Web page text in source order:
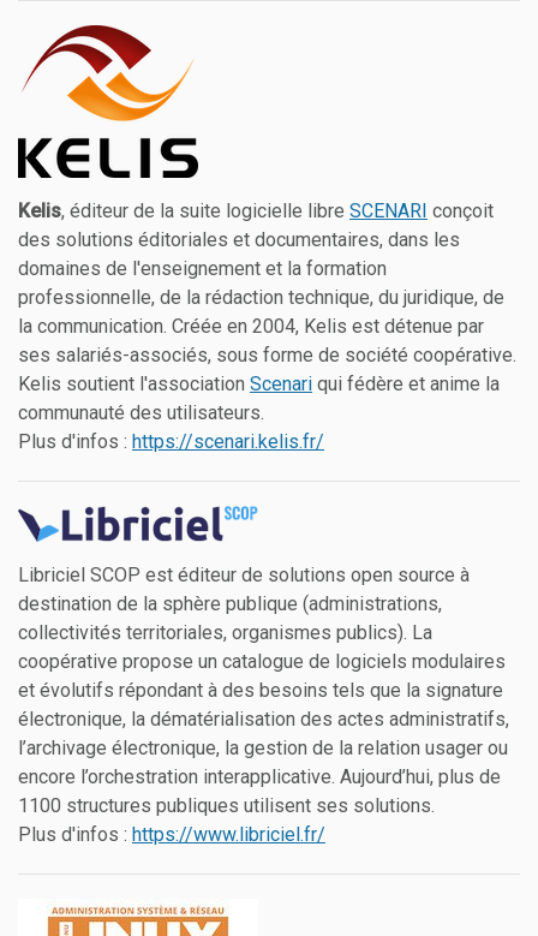
Kelis, éditeur de la suite logicielle libre SCENARI conçoit
des solutions éditoriales et documentaires, dans les
domaines de l'enseignement et la formation
professionnelle, de la rédaction technique, du juridique, de
la communication. Créée en 2004, Kelis est détenue par
ses salariés-associés, sous forme de société coopérative.
Kelis soutient l'association Scenari qui fédère et anime la
communauté des utilisateurs.
Plus d'infos : https://scenari.kelis.fr/
Libriciel SCOP est éditeur de solutions open source à
destination de la sphère publique (administrations,
collectivités territoriales, organismes publics). La
coopérative propose un catalogue de logiciels modulaires
et évolutifs répondant à des besoins tels que la signature
électronique, la dématérialisation des actes administratifs,
l’archivage électronique, la gestion de la relation usager ou
encore l’orchestration interapplicative. Aujourd’hui, plus de
1100 structures publiques utilisent ses solutions.
Plus d'infos : https://www.libriciel.fr/